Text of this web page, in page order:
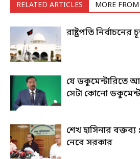
RELATED ARTICLES MORE
রাষ্ট্রপতি
যে ডকুমেন্টারিতে
সেটা কোনো
শেখ হাসিনার বক্তব্য
নেবে সরকার